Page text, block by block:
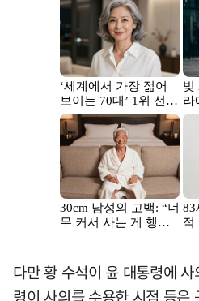
다만 황 수석이 윤 대통령에
령이 사의를 수용한 시점 등은